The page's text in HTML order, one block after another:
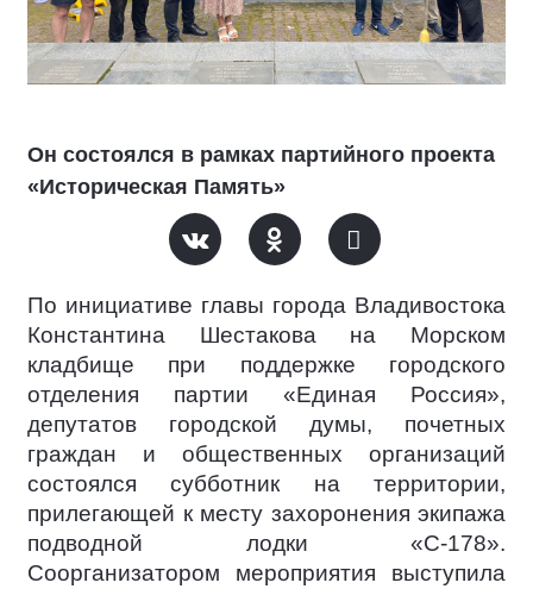
Он состоялся в рамках партийного проекта
«Историческая Память»
По инициативе главы города Владивостока
Константина Шестакова на Морском
кладбище при поддержке городского
отделения партии «Единая Россия»,
депутатов городской думы, почетных
граждан и общественных организаций
состоялся субботник на территории,
прилегающей к месту захоронения экипажа
подводной лодки «С-178».
Соорганизатором мероприятия выступила